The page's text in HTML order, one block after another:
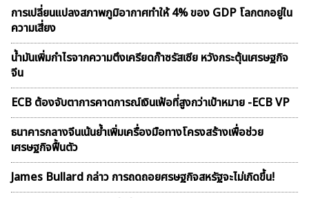
การเปลี่ยนแปลงสภาพภูมิอากาศทำให้ 4% ของ GDP โลกตกอยู่ใน
ความเสี่ยง
น้ำมันเพิ่มกำไรจากความตึงเครียดก๊าซรัสเซีย หวังกระตุ้นเศรษฐกิจ
จีน
ECB ต้องจับตาการคาดการณ์เงินเฟ้อที่สูงกว่าเป้าหมาย -ECB VP
ธนาคารกลางจีนเน้นย้ำเพิ่มเครื่องมือทางโครงสร้างเพื่อช่วย
เศรษฐกิจฟื้นตัว
James Bullard กล่าว การถดถอยศรษฐกิจสหรัฐจะไม่เกิดขึ้น!